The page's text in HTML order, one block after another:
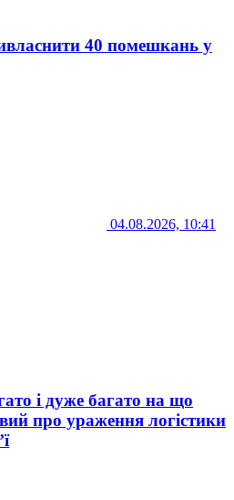
40 помешкань у
04.08.2026, 10:41
і дуже багато на що
про ураження логістики